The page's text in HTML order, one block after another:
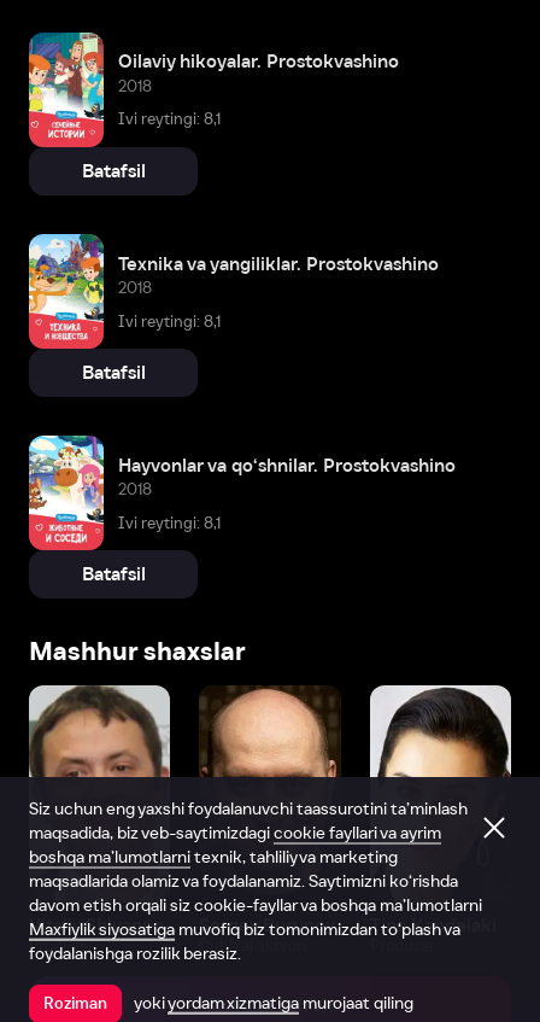
Oilaviy hikoyalar. Prostokvashino
2018
Ivi reytingi: 8,1
Batafsil
Texnika va yangiliklar. Prostokvashino
2018
Ivi reytingi: 8,1
Batafsil
Hayvonlar va qo‘shnilar. Prostokvashino
2018
Ivi reytingi: 8,1
Batafsil
Mashhur shaxslar
Vitaliy Shlyappo
Produser
Sergey Burunov
Dublyaj aktyori
Tina Kandelaki
Ilovada ochish
Siz uchun eng yaxshi foydalanuvchi taassurotini ta’minlash
maqsadida, biz veb-saytimizdagicookie fayllari va ayrim
boshqa ma’lumotlarnitexnik, tahliliy va marketing
maqsadlarida olamiz va foydalanamiz. Saytimizni ko‘rishda
davom etish orqali siz cookie-fayllar va boshqa ma’lumotlarni
Maxfiylik siyosatiga muvofiq biz tomonimizdan to‘plash va
foydalanishga rozilik berasiz.
Roziman yokiyordam xizmatiga murojaat qiling